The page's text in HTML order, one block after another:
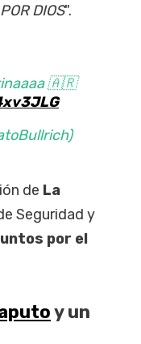
DIOS".
🇦🇷
de La
Seguridad y
por el
y un